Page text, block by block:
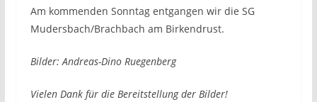
Am kommenden Sonntag entgangen wir die SG
Mudersbach/Brachbach am Birkendrust.
Bilder: Andreas-Dino Ruegenberg
Vielen Dank für die Bereitstellung der Bilder!